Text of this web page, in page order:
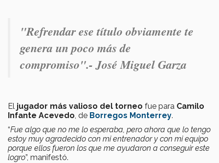
"Refrendar ese título obviamente te
genera un poco más de
compromiso".- José Miguel Garza
El jugador más valioso del torneo fue para Camilo
Infante Acevedo, de Borregos Monterrey.
“Fue algo que no me lo esperaba, pero ahora que lo tengo
estoy muy agradecido con mi entrenador y con mi equipo
porque ellos fueron los que me ayudaron a conseguir este
logro”, manifestó.